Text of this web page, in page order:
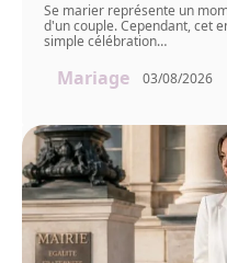
Se marier représente un
d'un couple. Cependant, cet
simple célébration…
Mariage 03/08/2026